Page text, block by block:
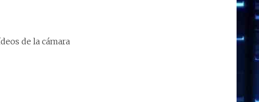
de la cámara